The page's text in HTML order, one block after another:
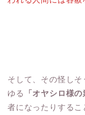
そして、その怪し
ゆる
「オヤシロ様の
者になったりするこ